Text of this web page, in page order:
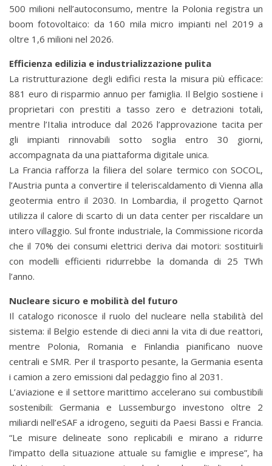
500 milioni nell’autoconsumo, mentre la Polonia registra un
boom fotovoltaico: da 160 mila micro impianti nel 2019 a
oltre 1,6 milioni nel 2026.
Efficienza edilizia e industrializzazione pulita
La ristrutturazione degli edifici resta la misura più efficace:
881 euro di risparmio annuo per famiglia. Il Belgio sostiene i
proprietari con prestiti a tasso zero e detrazioni totali,
mentre l’Italia introduce dal 2026 l’approvazione tacita per
gli impianti rinnovabili sotto soglia entro 30 giorni,
accompagnata da una piattaforma digitale unica.
La Francia rafforza la filiera del solare termico con SOCOL,
l’Austria punta a convertire il teleriscaldamento di Vienna alla
geotermia entro il 2030. In Lombardia, il progetto Qarnot
utilizza il calore di scarto di un data center per riscaldare un
intero villaggio. Sul fronte industriale, la Commissione ricorda
che il 70% dei consumi elettrici deriva dai motori: sostituirli
con modelli efficienti ridurrebbe la domanda di 25 TWh
l’anno.
Nucleare sicuro e mobilità del futuro
Il catalogo riconosce il ruolo del nucleare nella stabilità del
sistema: il Belgio estende di dieci anni la vita di due reattori,
mentre Polonia, Romania e Finlandia pianificano nuove
centrali e SMR. Per il trasporto pesante, la Germania esenta
i camion a zero emissioni dal pedaggio fino al 2031.
L’aviazione e il settore marittimo accelerano sui combustibili
sostenibili: Germania e Lussemburgo investono oltre 2
miliardi nell’eSAF a idrogeno, seguiti da Paesi Bassi e Francia.
“Le misure delineate sono replicabili e mirano a ridurre
l’impatto della situazione attuale su famiglie e imprese”, ha